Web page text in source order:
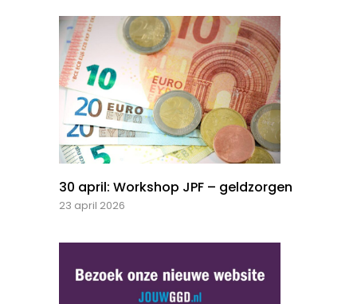
30 april: Workshop JPF – geldzorgen
23 april 2026